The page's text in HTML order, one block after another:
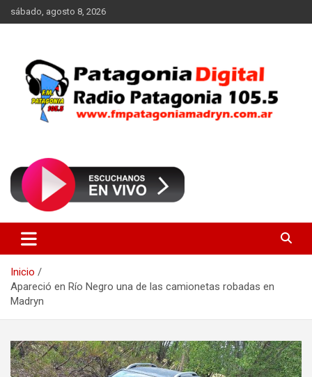
Saltar
al
sábado, agosto 8, 2026
FM Patagonia Madryn
Inicio
Apareció en Río Negro una de las camionetas robadas en
Madryn